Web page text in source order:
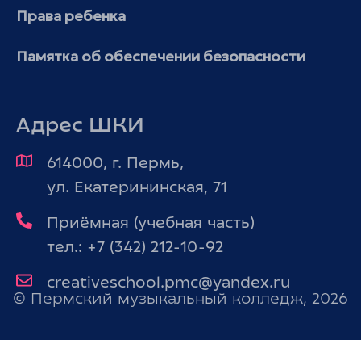
Права ребенка
Памятка об обеспечении безопасности
Адрес ШКИ
614000, г. Пермь,
ул. Екатерининская, 71
Приёмная (учебная часть)
тел.: +7 (342) 212-10-92
creativeschool.pmc@yandex.ru
© Пермский музыкальный колледж, 2026